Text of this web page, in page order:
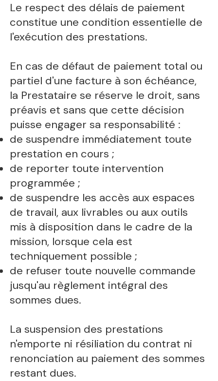
Le respect des délais de paiement
constitue une condition essentielle de
l'exécution des prestations.
En cas de défaut de paiement total ou
partiel d'une facture à son échéance,
la Prestataire se réserve le droit, sans
préavis et sans que cette décision
puisse engager sa responsabilité :
de suspendre immédiatement toute
prestation en cours ;
de reporter toute intervention
programmée ;
de suspendre les accès aux espaces
de travail, aux livrables ou aux outils
mis à disposition dans le cadre de la
mission, lorsque cela est
techniquement possible ;
de refuser toute nouvelle commande
jusqu'au règlement intégral des
sommes dues.
La suspension des prestations
n'emporte ni résiliation du contrat ni
renonciation au paiement des sommes
restant dues.